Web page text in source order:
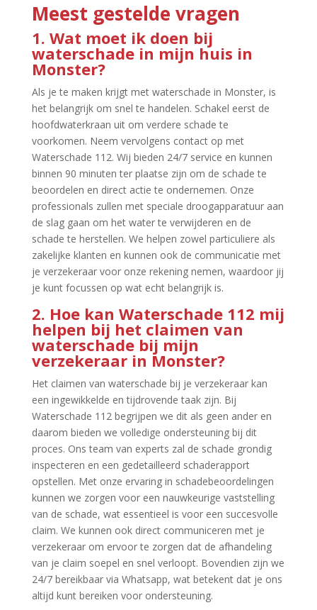
Meest gestelde vragen
1.​ Wat moet ik doen bij
waterschade in mijn huis in
Monster?
Als je te maken krijgt met waterschade in Monster, is
het belangrijk om snel te handelen.​ Schakel eerst de
hoofdwaterkraan uit om verdere schade te
voorkomen.​ Neem vervolgens contact op met
Waterschade 112.​ Wij bieden 24/7 service en kunnen
binnen 90 minuten ter plaatse zijn om de schade te
beoordelen en direct actie te ondernemen.​ Onze
professionals zullen met speciale droogapparatuur aan
de slag gaan om het water te verwijderen en de
schade te herstellen.​ We helpen zowel particuliere als
zakelijke klanten en kunnen ook de communicatie met
je verzekeraar voor onze rekening nemen, waardoor jij
je kunt focussen op wat echt belangrijk is.​
2.​ Hoe kan Waterschade 112 mij
helpen bij het claimen van
waterschade bij mijn
verzekeraar in Monster?
Het claimen van waterschade bij je verzekeraar kan
een ingewikkelde en tijdrovende taak zijn.​ Bij
Waterschade 112 begrijpen we dit als geen ander en
daarom bieden we volledige ondersteuning bij dit
proces.​ Ons team van experts zal de schade grondig
inspecteren en een gedetailleerd schaderapport
opstellen.​ Met onze ervaring in schadebeoordelingen
kunnen we zorgen voor een nauwkeurige vaststelling
van de schade, wat essentieel is voor een succesvolle
claim.​ We kunnen ook direct communiceren met je
verzekeraar om ervoor te zorgen dat de afhandeling
van je claim soepel en snel verloopt.​ Bovendien zijn we
24/7 bereikbaar via Whatsapp, wat betekent dat je ons
altijd kunt bereiken voor ondersteuning.​